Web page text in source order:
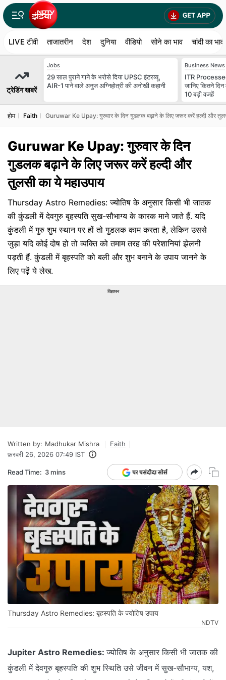
LIVE टीवी ताजातरीन देश दुनिया वीडियो सोने का भाव चांदी का भाव
ट्रेडिंग खबरें
Jobs
29 साल पुराने गाने के भरोसे दिया UPSC इंटरव्यू,
AIR-1 पाने वाले अनुज अग्निहोत्री की अनोखी कहानी
Business News
ITR
जानिए कितने
10 बड़ी वजहें
होम Faith Guruwar Ke Upay: गुरुवार के दिन गुडलक बढ़ाने के लिए जरूर करें हल्दी और
Guruwar Ke Upay: गुरुवार के दिन
गुडलक बढ़ाने के लिए जरूर करें हल्दी और
तुलसी का ये महाउपाय
Thursday Astro Remedies: ज्योतिष के अनुसार किसी भी जातक
की कुंडली में देवगुरु बृहस्पति सुख-सौभाग्य के कारक माने जाते हैं. यदि
कुंडली में गुरु शुभ स्थान पर हों तो गुडलक काम करता है, लेकिन उससे
जुड़ा यदि कोई दोष हो तो व्यक्ति को तमाम तरह की परेशानियां झेलनी
पड़ती हैं. कुंडली में बृहस्पति को बली और शुभ बनाने के उपाय जानने के
लिए पढ़ें ये लेख.
विज्ञापन
Written by: Madhukar Mishra
Faith
फ़रवरी 26, 2026 07:49 IST
Read Time: 3 mins
Thursday Astro Remedies: बृहस्पति के ज्योतिष उपाय
NDTV
Jupiter Astro Remedies:ज्योतिष के अनुसार किसी भी जातक की
कुंडली में देवगुरु बृहस्पति की शुभ स्थिति उसे जीवन में सुख-सौभाग्य, यश,